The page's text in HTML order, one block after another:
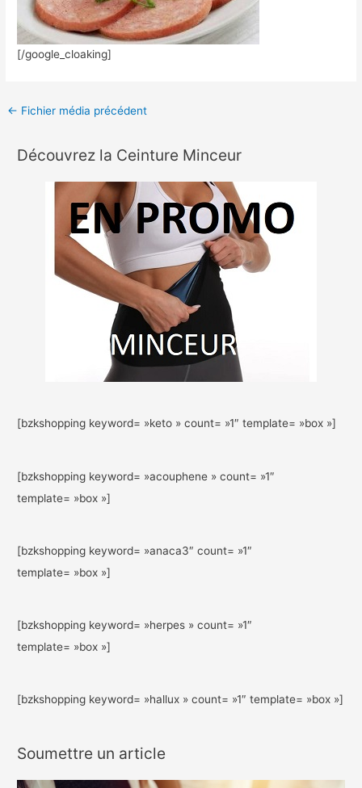
[/google_cloaking]
← Fichier média précédent
Découvrez la Ceinture Minceur
[bzkshopping keyword= »keto » count= »1″ template= »box »]
[bzkshopping keyword= »acouphene » count= »1″
template= »box »]
[bzkshopping keyword= »anaca3″ count= »1″
template= »box »]
[bzkshopping keyword= »herpes » count= »1″
template= »box »]
[bzkshopping keyword= »hallux » count= »1″ template= »box »]
Soumettre un article